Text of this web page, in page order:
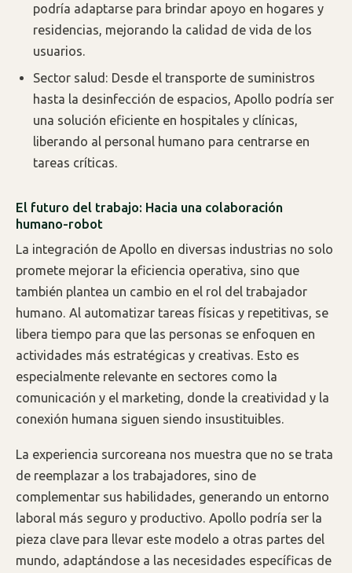
podría adaptarse para brindar apoyo en hogares y
residencias, mejorando la calidad de vida de los
usuarios.
Sector salud: Desde el transporte de suministros
hasta la desinfección de espacios, Apollo podría ser
una solución eficiente en hospitales y clínicas,
liberando al personal humano para centrarse en
tareas críticas.
El futuro del trabajo: Hacia una colaboración
humano-robot
La integración de Apollo en diversas industrias no solo
promete mejorar la eficiencia operativa, sino que
también plantea un cambio en el rol del trabajador
humano. Al automatizar tareas físicas y repetitivas, se
libera tiempo para que las personas se enfoquen en
actividades más estratégicas y creativas. Esto es
especialmente relevante en sectores como la
comunicación y el marketing, donde la creatividad y la
conexión humana siguen siendo insustituibles.
La experiencia surcoreana nos muestra que no se trata
de reemplazar a los trabajadores, sino de
complementar sus habilidades, generando un entorno
laboral más seguro y productivo. Apollo podría ser la
pieza clave para llevar este modelo a otras partes del
mundo, adaptándose a las necesidades específicas de